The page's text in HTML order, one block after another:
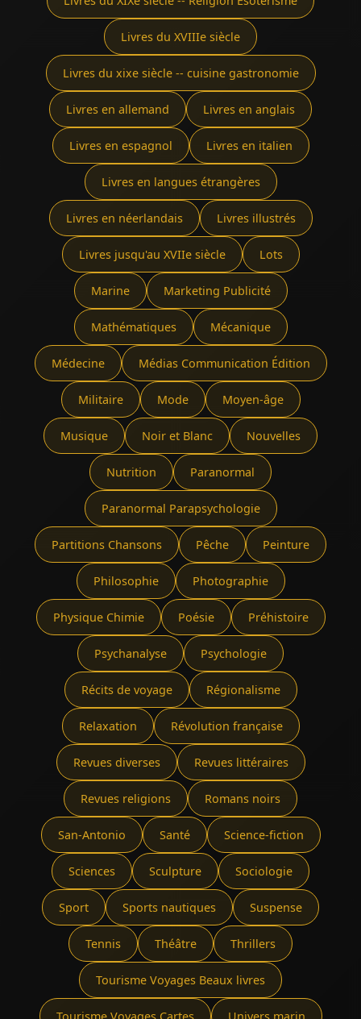
Livres du XVIIIe siècle
Livres du xixe siècle -- cuisine gastronomie
Livres en allemand Livres en anglais
Livres en espagnol Livres en italien
Livres en langues étrangères
Livres en néerlandais Livres illustrés
Livres jusqu'au XVIIe siècle Lots
Marine Marketing Publicité
Mathématiques Mécanique
Médecine Médias Communication Édition
Militaire Mode Moyen-âge
Musique Noir et Blanc Nouvelles
Nutrition Paranormal
Paranormal Parapsychologie
Partitions Chansons Pêche Peinture
Philosophie Photographie
Physique Chimie Poésie Préhistoire
Psychanalyse Psychologie
Récits de voyage Régionalisme
Relaxation Révolution française
Revues diverses Revues littéraires
Revues religions Romans noirs
San-Antonio Santé Science-fiction
Sciences Sculpture Sociologie
Sport Sports nautiques Suspense
Tennis Théâtre Thrillers
Tourisme Voyages Beaux livres
Tourisme Voyages Cartes Univers marin